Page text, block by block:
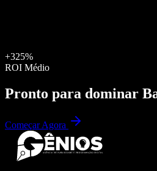
+325%
ROI Médio
Pronto para dominar
Começar Agora